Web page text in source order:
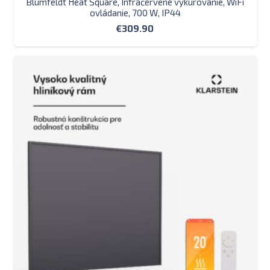
ovládanie, 700 W, IP44
€309.90